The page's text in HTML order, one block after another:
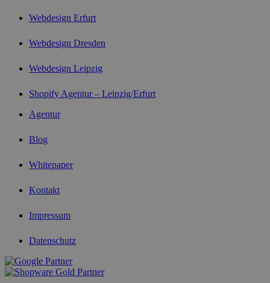
Webdesign Erfurt
Webdesign Dresden
Webdesign Leipzig
Shopify Agentur – Leipzig/Erfurt
Agentur
Blog
Whitepaper
Kontakt
Impressum
Datenschutz